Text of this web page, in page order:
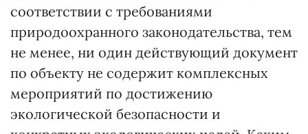
соответствии с требованиями
природоохранного законодательства, тем
не менее, ни один действующий документ
по объекту не содержит комплексных
мероприятий по достижению
экологической безопасности и